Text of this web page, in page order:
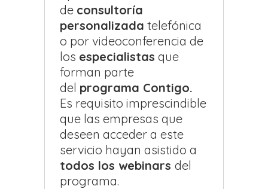
de consultoría
personalizada telefónica
o por videoconferencia de
los especialistas que
forman parte
del programa Contigo.
Es requisito imprescindible
que las empresas que
deseen acceder a este
servicio hayan asistido a
todos los webinars del
programa.